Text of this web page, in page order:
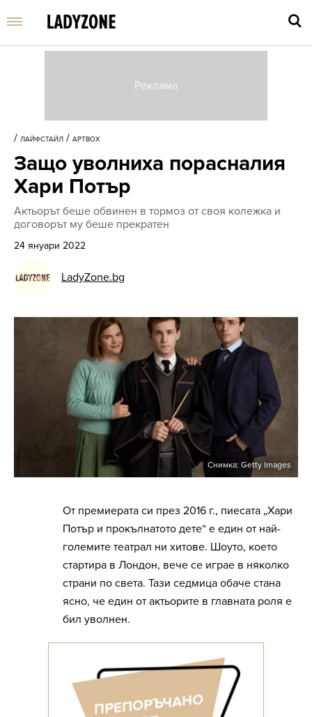
/ ЛАЙФСТАЙЛ / АРТBOX
Защо уволниха порасналия
Хари Потър
Актьорът беше обвинен в тормоз от своя колежка и
договорът му беше прекратен
24 януари 2022
LadyZone.bg
Снимка: Getty Images
От премиерата си през 2016 г., пиесата „Хари
Потър и прокълнатото дете“ е един от най-
големите театрал ни хитове. Шоуто, което
стартира в Лондон, вече се играе в няколко
страни по света. Тази седмица обаче стана
ясно, че един от актьорите в главната роля е
бил уволнен.